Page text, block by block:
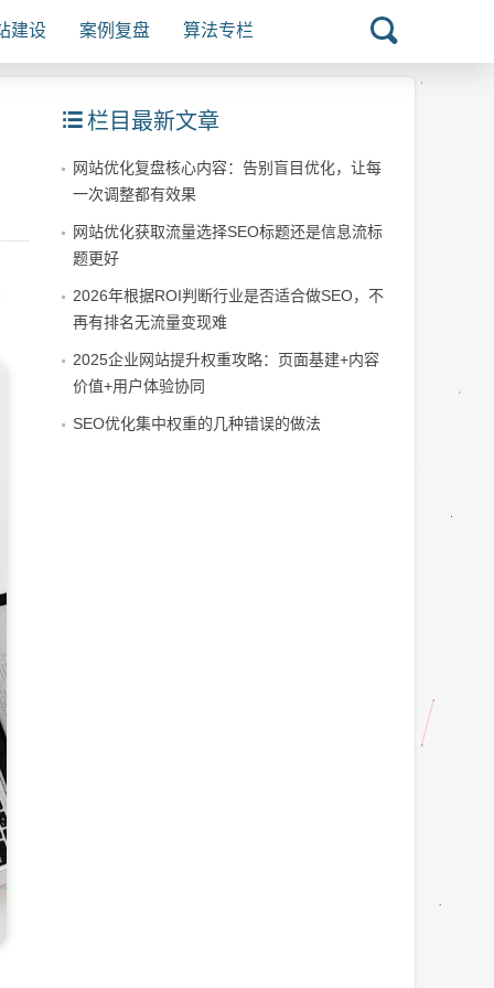
建设 案例复盘 算法专栏
栏目最新文章
网站优化复盘核心内容：告别盲目优化，让每
一次调整都有效果
网站优化获取流量选择SEO标题还是信息流标
题更好
2026年根据ROI判断行业是否适合做SEO，不
再有排名无流量变现难
2025企业网站提升权重攻略：页面基建+内容
价值+用户体验协同
SEO优化集中权重的几种错误的做法